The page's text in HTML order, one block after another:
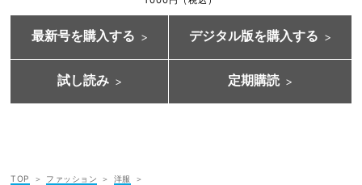
最新号を購入する デジタル版を購入する
試し読み 定期購読
TOP ファッション
洋服